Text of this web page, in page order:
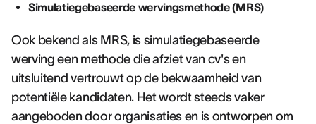
Simulatiegebaseerde wervingsmethode (MRS)
Ook bekend als MRS, is simulatiegebaseerde
werving een methode die afziet van cv's en
uitsluitend vertrouwt op de bekwaamheid van
potentiële kandidaten. Het wordt steeds vaker
aangeboden door organisaties en is ontworpen om